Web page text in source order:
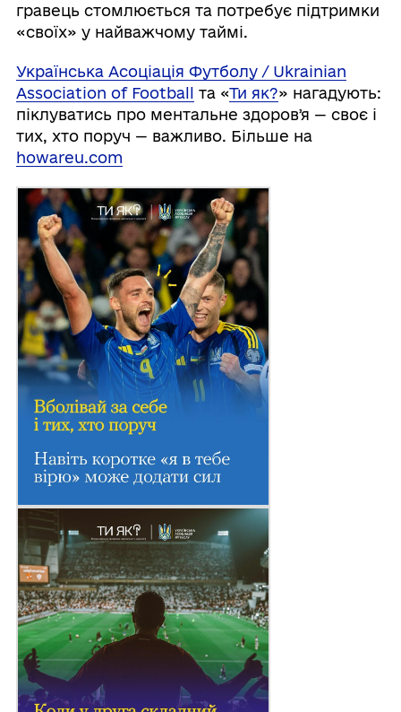
гравець стомлюється та потребує підтримки
«своїх» у найважчому таймі.
Українська Асоціація Футболу / Ukrainian
Association of Football та «Ти як?» нагадують:
піклуватись про ментальне здоровʼя — своє і
тих, хто поруч — важливо. Більше на
howareu.com